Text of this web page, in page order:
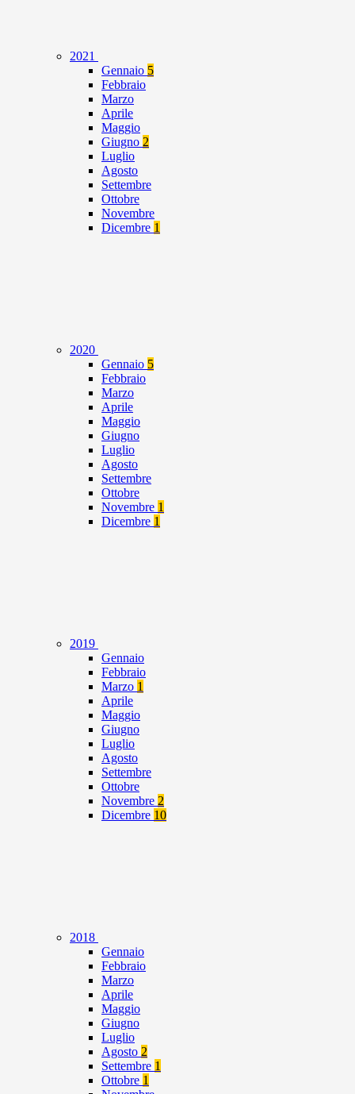
2021
Gennaio 5
Febbraio
Marzo
Aprile
Maggio
Giugno 2
Luglio
Agosto
Settembre
Ottobre
Novembre
Dicembre 1
2020
Gennaio 5
Febbraio
Marzo
Aprile
Maggio
Giugno
Luglio
Agosto
Settembre
Ottobre
Novembre 1
Dicembre 1
2019
Gennaio
Febbraio
Marzo 1
Aprile
Maggio
Giugno
Luglio
Agosto
Settembre
Ottobre
Novembre 2
Dicembre 10
2018
Gennaio
Febbraio
Marzo
Aprile
Maggio
Giugno
Luglio
Agosto 2
Settembre 1
Ottobre 1